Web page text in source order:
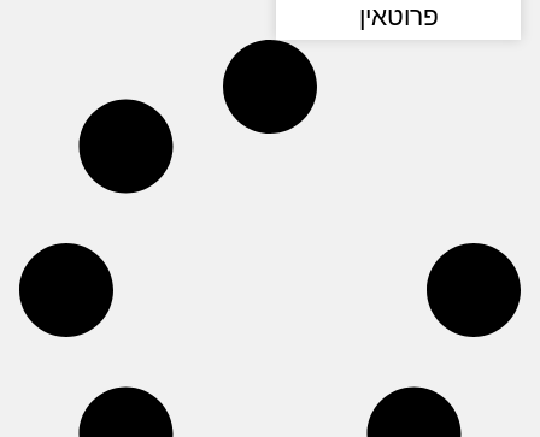
פרוטאין